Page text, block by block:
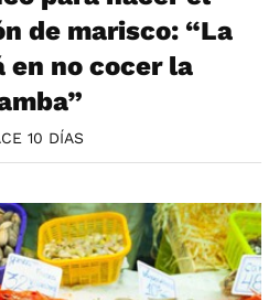
de marisco: “La
en no cocer la
10 DÍAS